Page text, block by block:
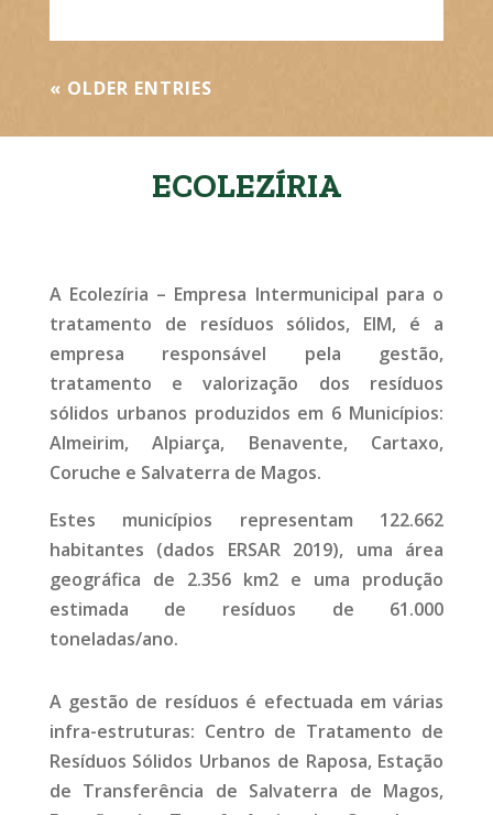
« OLDER ENTRIES
ECOLEZÍRIA
A Ecolezíria – Empresa Intermunicipal para o
tratamento de resíduos sólidos, EIM, é a
empresa responsável pela gestão,
tratamento e valorização dos resíduos
sólidos urbanos produzidos em 6 Municípios:
Almeirim, Alpiarça, Benavente, Cartaxo,
Coruche e Salvaterra de Magos.
Estes municípios representam 122.662
habitantes (dados ERSAR 2019), uma área
geográfica de 2.356 km2 e uma produção
estimada de resíduos de 61.000
toneladas/ano.
A gestão de resíduos é efectuada em várias
infra-estruturas: Centro de Tratamento de
Resíduos Sólidos Urbanos de Raposa, Estação
de Transferência de Salvaterra de Magos,